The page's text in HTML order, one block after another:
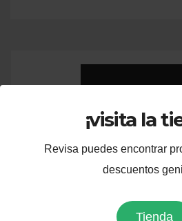
¡visita la
Revisa puedes encontrar
descuentos
Tienda